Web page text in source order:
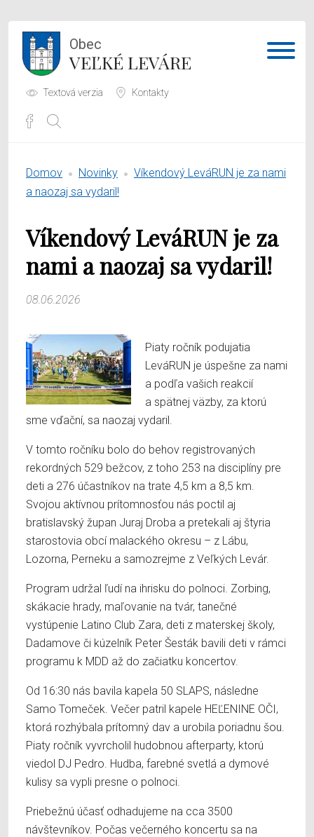
Obec
VEĽKÉ LEVÁRE
Textová verzia Kontakty
Samospráva
Domov Novinky
Víkendový LeváRUN je za nami
a naozaj sa vydaril!
Víkendový LeváRUN je za
nami a naozaj sa vydaril!
08.06.2026
Piaty ročník podujatia
LeváRUN je úspešne za nami
a podľa vašich reakcií
a spätnej väzby, za ktorú
sme vďační, sa naozaj vydaril.
V tomto ročníku bolo do behov registrovaných
rekordných 529 bežcov, z toho 253 na disciplíny pre
deti a 276 účastníkov na trate 4,5 km a 8,5 km.
Svojou aktívnou prítomnosťou nás poctil aj
bratislavský župan Juraj Droba a pretekali aj štyria
starostovia obcí malackého okresu – z Lábu,
Lozorna, Perneku a samozrejme z Veľkých Levár.
Program udržal ľudí na ihrisku do polnoci. Zorbing,
skákacie hrady, maľovanie na tvár, tanečné
vystúpenie Latino Club Zara, deti z materskej školy,
Dadamove či kúzelník Peter Šesták bavili deti v rámci
programu k MDD až do začiatku koncertov.
Od 16:30 nás bavila kapela 50 SLAPS, následne
Samo Tomeček. Večer patril kapele HEĽENINE OČI,
ktorá rozhýbala prítomný dav a urobila poriadnu šou.
Piaty ročník vyvrcholil hudobnou afterparty, ktorú
viedol DJ Pedro. Hudba, farebné svetlá a dymové
kulisy sa vypli presne o polnoci.
Priebežnú účasť odhadujeme na cca 3500
návštevníkov. Počas večerného koncertu sa na